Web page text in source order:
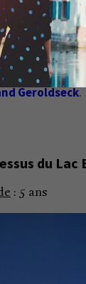
d’Alsace
Pont du
sur les
Geroldseck.
du Lac
: 5 ans